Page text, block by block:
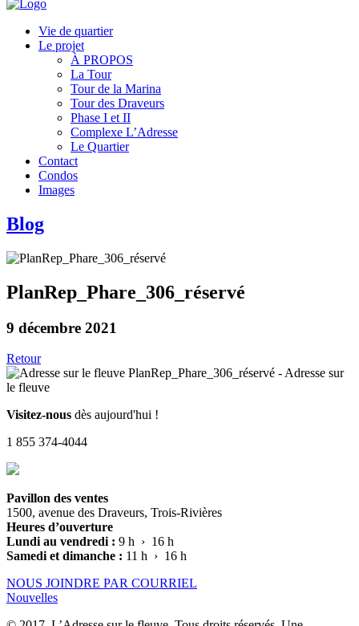
Vie de quartier
Le projet
À PROPOS
La Tour
Tour de la Marina
Tour des Draveurs
Phase I et II
Complexe L’Adresse
Le Quartier
Contact
Condos
Images
Blog
PlanRep_Phare_306_réservé
9 décembre 2021
Retour
Visitez-nous dès aujourd'hui !
1 855 374-4044
Pavillon des ventes
1500, avenue des Draveurs, Trois-Rivières
Heures d’ouverture
Lundi au vendredi : 9 h › 16 h
Samedi et dimanche : 11 h › 16 h
NOUS JOINDRE PAR COURRIEL
Nouvelles